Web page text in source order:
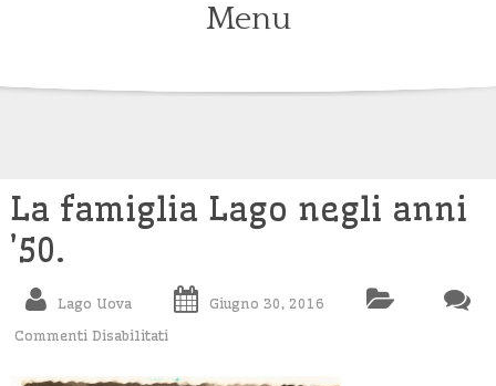
Menu
Skip
La famiglia Lago negli anni
’50.
Lago Uova
Giugno 30, 2016
Commenti Disabilitati